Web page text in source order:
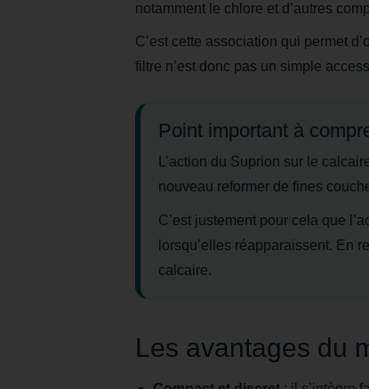
notamment le chlore et d’autres
C’est cette association qui permet
filtre n’est donc pas un simple
Point important à
L’action du Suprion sur le
nouveau reformer de fines
C’est justement pour cela que
lorsqu’elles réapparaissent. En
calcaire.
Les avantages du